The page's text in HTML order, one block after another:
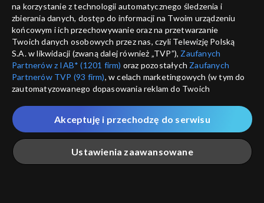
Złoty chłopak
odc. 183
Złoty chłopak
odc. 182
Złoty chłopak
odc. 181
Złoty chłopak
odc. 180
na korzystanie z technologii automatycznego śledzenia i
zbierania danych, dostęp do informacji na Twoim urządzeniu
końcowym i ich przechowywanie oraz na przetwarzanie
Twoich danych osobowych przez nas, czyli Telewizję Polską
S.A. w likwidacji (zwaną dalej również „TVP”), Zaufanych
Partnerów z IAB* (1201 firm) oraz pozostałych Zaufanych
Partnerów TVP (93 firm), w celach marketingowych (w tym do
zautomatyzowanego dopasowania reklam do Twoich
które wskazujemy poniżej, a także zgody na udostępnianie
przez nas identyfikatora PPID do Google.
Twoje dane osobowe zbierane podczas odwiedzania przez
Ciebie naszych
poszczególnych serwisówzwanych dalej
„Portalem”, w tym informacje zapisywane za pomocą
Ustawienia zaawansowane
Akceptuję i przechodzę do serwisu